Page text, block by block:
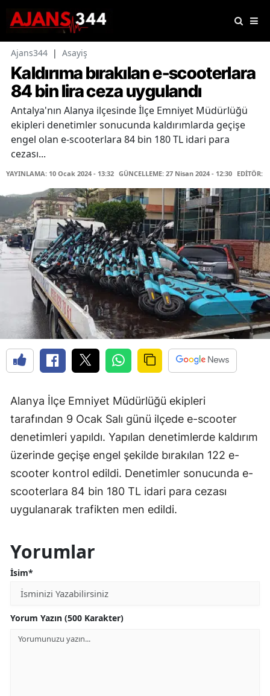
Ajans344 | Asayiş
Kaldırıma bırakılan e-scooterlara
84 bin lira ceza uygulandı
Antalya'nın Alanya ilçesinde İlçe Emniyet Müdürlüğü
ekipleri denetimler sonucunda kaldırımlarda geçişe
engel olan e-scooterlara 84 bin 180 TL idari para
cezası...
YAYINLAMA: 10 Ocak 2024 - 13:32 GÜNCELLEME: 27 Nisan 2024 - 12:30 EDİTÖR:
Alanya İlçe Emniyet Müdürlüğü ekipleri
tarafından 9 Ocak Salı günü ilçede e-scooter
denetimleri yapıldı. Yapılan denetimlerde kaldırım
üzerinde geçişe engel şekilde bırakılan 122 e-
scooter kontrol edildi. Denetimler sonucunda e-
scooterlara 84 bin 180 TL idari para cezası
uygulanarak trafikten men edildi.
Yorumlar
İsim*
Yorum Yazın (500 Karakter)